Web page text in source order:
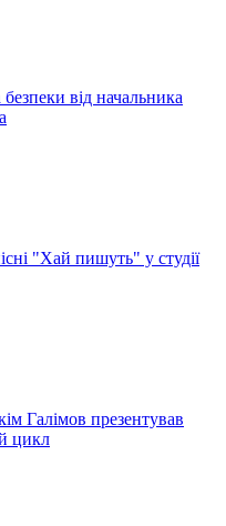
від начальника
"Хай пишуть" у студії
Галімов презентував
цикл